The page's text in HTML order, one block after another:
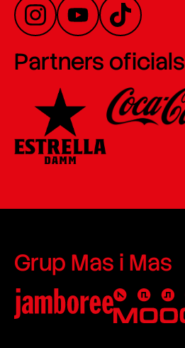
Partners oficials
Grup Mas i Mas